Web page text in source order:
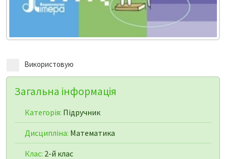
Використовую
Загальна інформація
Категорія: Підручник
Дисципліна: Математика
Клас: 2-й клас